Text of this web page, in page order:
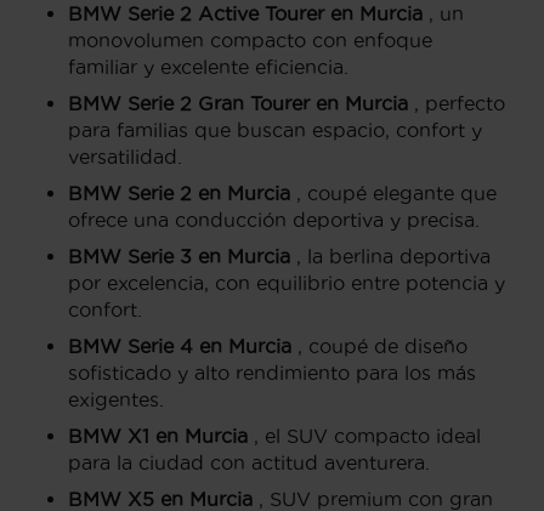
BMW Serie 2 Active Tourer en Murcia
, un
monovolumen compacto con enfoque
familiar y excelente eficiencia.
BMW Serie 2 Gran Tourer en Murcia , perfecto
para familias que buscan espacio, confort y
versatilidad.
BMW Serie 2 en Murcia , coupé elegante que
ofrece una conducción deportiva y precisa.
BMW Serie 3 en Murcia , la berlina deportiva
por excelencia, con equilibrio entre potencia y
confort.
BMW Serie 4 en Murcia , coupé de diseño
sofisticado y alto rendimiento para los más
exigentes.
BMW X1 en Murcia , el SUV compacto ideal
para la ciudad con actitud aventurera.
BMW X5 en Murcia , SUV premium con gran